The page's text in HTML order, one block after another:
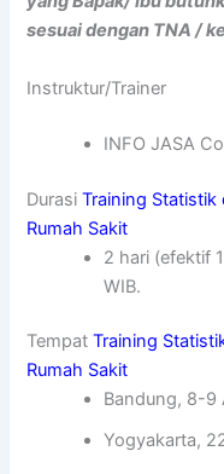
sesuai dengan TNA /
Instruktur/Trainer
INFO JASA
DurasiTraining Statistik
Rumah Sakit
2 hari (efektif
WIB.
TempatTraining
Rumah Sakit
Bandung, 8-9
Yogyakarta,